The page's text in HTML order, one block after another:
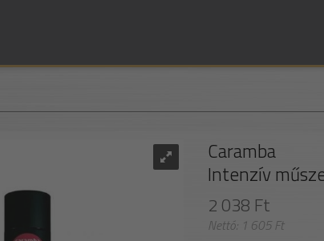
Caramba
Intenzív
2 038 Ft
Nettó: 1 605 Ft